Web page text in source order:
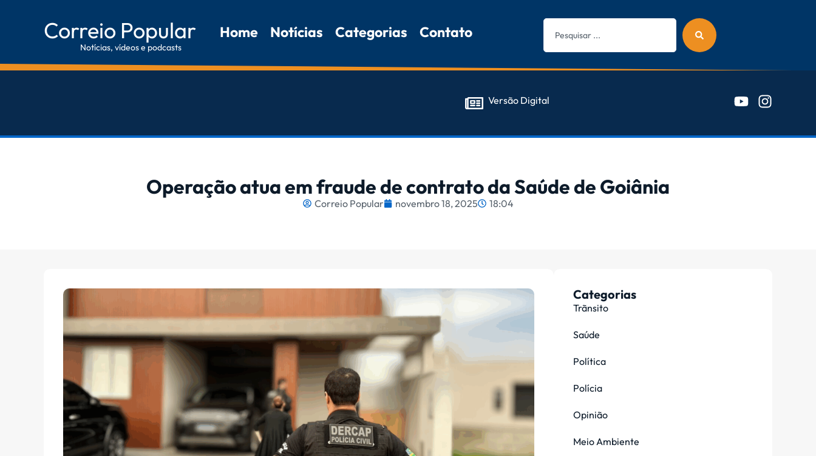
Correio Popular
Notícias, vídeos e podcasts
Home Notícias Categorias Contato
Versão Digital
Operação atua em fraude de contrato da Saúde de Goiânia
Correio Popular novembro 18, 2025 18:04
Categorias
Trãnsito
Saúde
Política
Polícia
Opinião
Meio Ambiente